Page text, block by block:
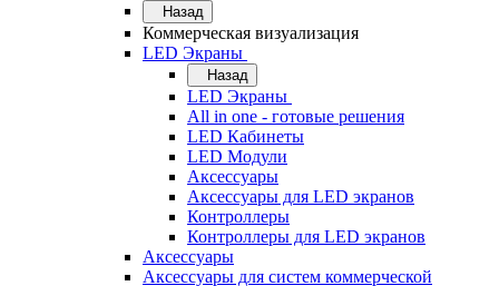
Назад
Коммерческая визуализация
LED Экраны
Назад
LED Экраны
All in one - готовые решения
LED Кабинеты
LED Модули
Аксессуары
Аксессуары для LED экранов
Контроллеры
Контроллеры для LED экранов
Аксессуары
Аксессуары для систем коммерческой